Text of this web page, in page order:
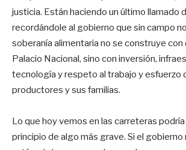
justicia. Están haciendo un último llamado
recordándole al gobierno que sin campo
soberanía alimentaria no se construye
Palacio Nacional, sino con inversión,
tecnología y respeto al trabajo y esfuerzo
productores y sus familias.
Lo que hoy vemos en las carreteras
principio de algo más grave. Si el gobierno